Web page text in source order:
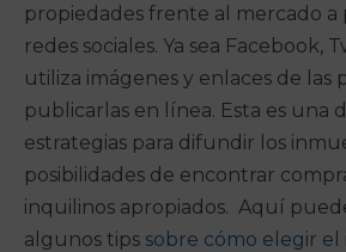
propiedades frente al mercado
redes sociales. Ya sea Facebook,
utiliza imágenes y enlaces de las
publicarlas en línea. Esta es una
estrategias para difundir los
posibilidades de encontrar
inquilinos apropiados. Aquí
algunos tips sobre cómo elegir